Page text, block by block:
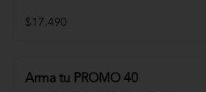
$17.490
Arma tu PROMO 40